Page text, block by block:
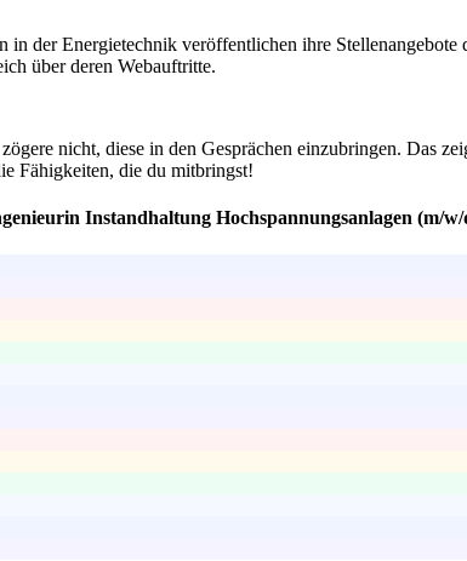
der Energietechnik veröffentlichen ihre
über deren Webauftritte.
nicht, diese in den Gesprächen einzubringen. Das
Fähigkeiten, die du mitbringst!
Instandhaltung Hochspannungsanlagen (m/